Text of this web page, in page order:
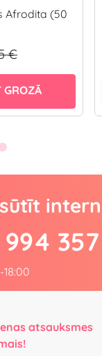
Afrodita (50
€
GROZĀ
994 357
atsauksmes